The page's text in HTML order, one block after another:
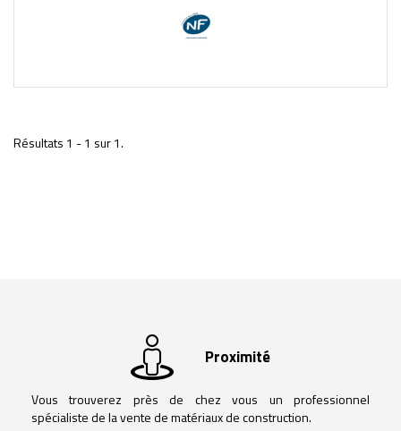
Résultats 1 - 1 sur 1.
Proximité
Vous trouverez près de chez vous un professionnel
spécialiste de la vente de matériaux de construction.